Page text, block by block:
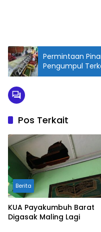
Permintaan
Pengumpul
Pos Terkait
Berita
KUA Payakumbuh Barat
Digasak Maling Lagi